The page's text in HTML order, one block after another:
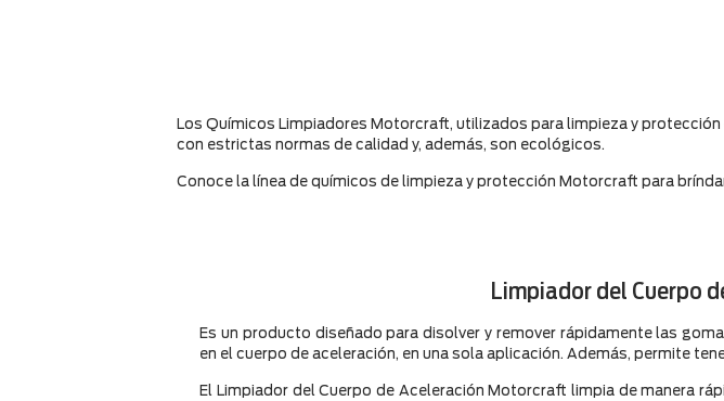
Los Químicos Limpiadores Motorcraft, utilizados para limpieza y
con estrictas normas de calidad y, además, son ecológicos.
Conoce la línea de químicos de limpieza y protección Motorcraft para
Limpiador del Cuerpo
Es un producto diseñado para disolver y remover rápidamente las
en el cuerpo de aceleración, en una sola aplicación. Además, permite
El Limpiador del Cuerpo de Aceleración Motorcraft limpia de manera